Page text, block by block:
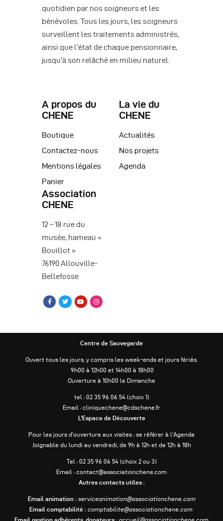
quotidien par nos soigneurs et les
bénévoles. Tous les jours, les soigneurs
surveillent les traitements administrés,
ainsi que l’état de chaque pensionnaire,
jusqu’à son relâché en milieu naturel.
A propos du
CHENE
Boutique
Contactez-nous
Mentions légales
Panier
La vie du
CHENE
Actualités
Nos projets
Agenda
Association
CHENE
12 – 18 rue du
musée, hameau «
Bouillot »
76190 Allouville-
Bellefosse
Centre de Sauvegarde
Ouvert tous les jours, y compris les week-ends et jours fériés.
9h00 à 12h00 et 14h00 à 18h00
Ouverture à 10h00 le Dimanche
tel : 02 35 96 06 54 (choix 1)
Email : cliniquechene@cdschene.fr
L’Espace de Découverte
Pour les jours d’ouverture aux visites : se référer à l’Agenda
Joignable du lundi au vendredi, de 9h à 12h et de 12h à 18h
Tel : 02 35 96 06 54 (choix 2 ou 3)
Email : contact@associationchene.com
Autres contacts utiles :
Email animation : serviceanimation@associationchene.com
Email comptabilité : comptabilite@associationchene.com